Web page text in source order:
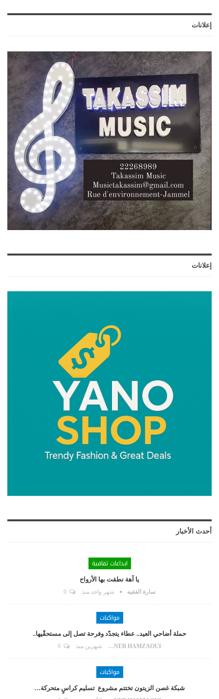
إعلانات
إعلانات
أحدث الأخبار
ابداعات ثقافية
يا آهة نطقت بها الأرواح
سارة الفقيه شهر واحد منذ
مواكبات
حملة أضاحي العيد.. عطاء يتجدّد وفرحة تصل إلى مستحقّيها..
ZAYNEB HAMZAOUI شهرين منذ
مواكبات
شبكة غصن الزيتون تختتم مشروع تسليم كراسٍ متحركة…